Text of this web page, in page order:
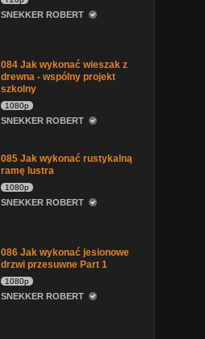
SNEKKER ROBERT
084 Jak wykonać wieszak z
drewna - wspólny projekt
szkolny
1080p
SNEKKER ROBERT
085 Jak wykonać rustykalną
ramę lustra
1080p
SNEKKER ROBERT
086 Jak wykonać jesionowe
drzwi przesuwne Part 1
1080p
SNEKKER ROBERT